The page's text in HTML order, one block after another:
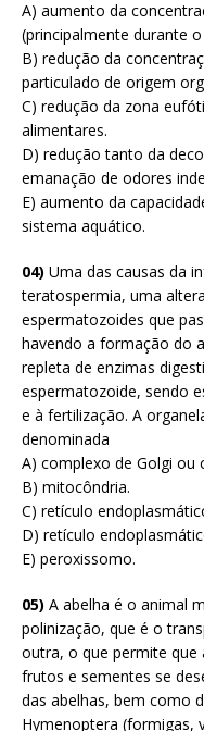
A) aumento da
(principalmente durante
B) redução da
particulado de origem
C) redução da zona
alimentares.
D) redução tanto da
emanação de odores
E) aumento da
sistema aquático.
04) Uma das causas da
teratospermia, uma
espermatozoides que
havendo a formação do
repleta de enzimas
espermatozoide, sendo
e à fertilização. A
denominada
A) complexo de Golgi ou
B) mitocôndria.
C) retículo
D) retículo
E) peroxissomo.
05) A abelha é o animal
polinização, que é o
outra, o que permite que
frutos e sementes se
das abelhas, bem como
Hymenoptera (formigas,